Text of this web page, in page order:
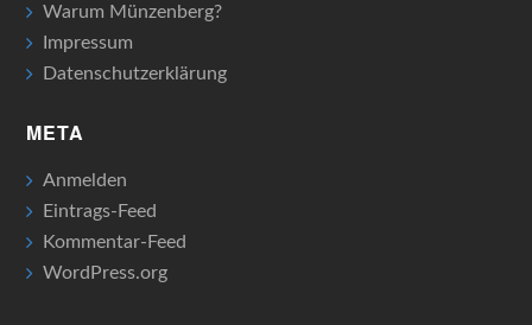
Warum Münzenberg?
Impressum
Datenschutzerklärung
META
Anmelden
Eintrags-Feed
Kommentar-Feed
WordPress.org